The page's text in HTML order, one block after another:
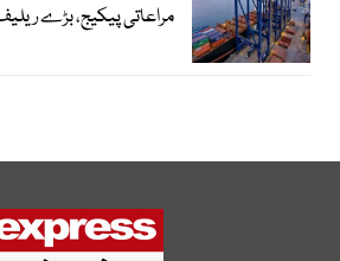
مراعاتی پیکیج، بڑے